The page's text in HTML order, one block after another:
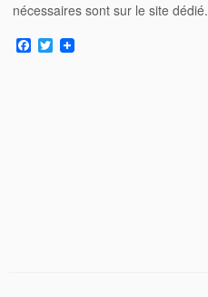
nécessaires sont sur le site dédié.
F
a
T
w